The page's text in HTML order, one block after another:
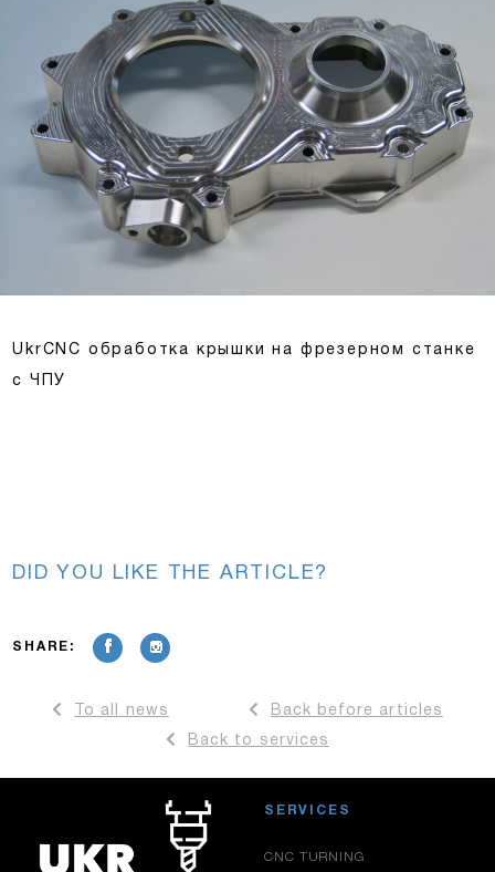
UkrCNC обработка крышки на фрезерном станке
с ЧПУ
DID YOU LIKE THE ARTICLE?
SHARE:
To all news Back before articles
Back to services
SERVICES
CNC TURNING